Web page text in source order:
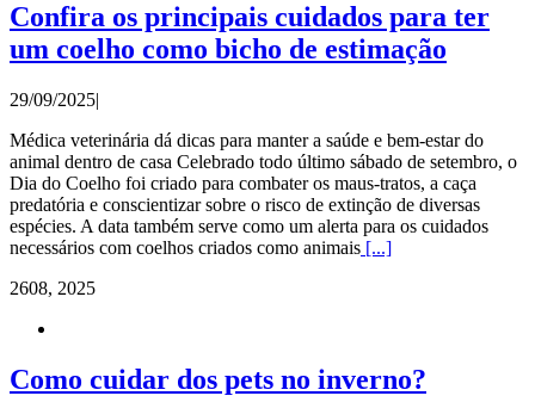
Confira os principais cuidados para ter
um coelho como bicho de estimação
29/09/2025|
Médica veterinária dá dicas para manter a saúde e bem-estar do
animal dentro de casa Celebrado todo último sábado de setembro, o
Dia do Coelho foi criado para combater os maus-tratos, a caça
predatória e conscientizar sobre o risco de extinção de diversas
espécies. A data também serve como um alerta para os cuidados
necessários com coelhos criados como animais [...]
2608, 2025
Como cuidar dos pets no inverno?